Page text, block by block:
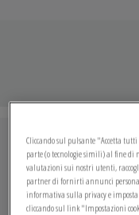
SANBITTÈR PESCA
Cliccando sul pulsante "Accetta
parte (o tecnologie simili) al fine di
valutazioni sui nostri utenti,
partner di fornirti annunci
informativa sulla privacy e
cliccando sul link "Impostazioni